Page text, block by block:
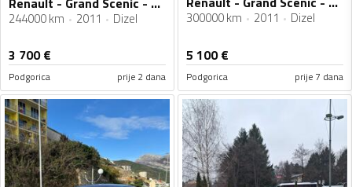
244000 km 2011 Dizel
3 700€
Podgorica prije 2 dana
300000 km 2011 Dizel
5 100€
Podgorica prije 7 dana